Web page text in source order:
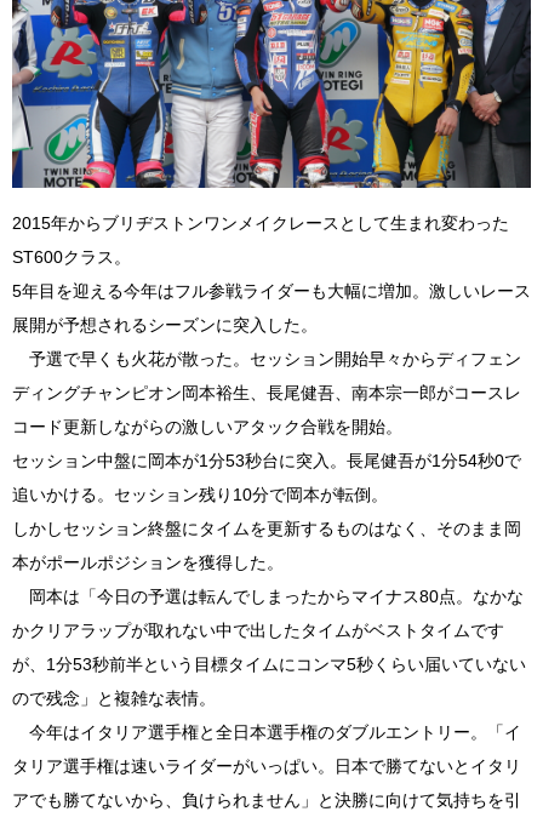
2015年からブリヂストンワンメイクレースとして生まれ変わった
ST600クラス。
5年目を迎える今年はフル参戦ライダーも大幅に増加。激しいレース
展開が予想されるシーズンに突入した。
予選で早くも火花が散った。セッション開始早々からディフェン
ディングチャンピオン岡本裕生、長尾健吾、南本宗一郎がコースレ
コード更新しながらの激しいアタック合戦を開始。
セッション中盤に岡本が1分53秒台に突入。長尾健吾が1分54秒0で
追いかける。セッション残り10分で岡本が転倒。
しかしセッション終盤にタイムを更新するものはなく、そのまま岡
本がポールポジションを獲得した。
岡本は「今日の予選は転んでしまったからマイナス80点。なかな
かクリアラップが取れない中で出したタイムがベストタイムです
が、1分53秒前半という目標タイムにコンマ5秒くらい届いていない
ので残念」と複雑な表情。
今年はイタリア選手権と全日本選手権のダブルエントリー。「イ
タリア選手権は速いライダーがいっぱい。日本で勝てないとイタリ
アでも勝てないから、負けられません」と決勝に向けて気持ちを引